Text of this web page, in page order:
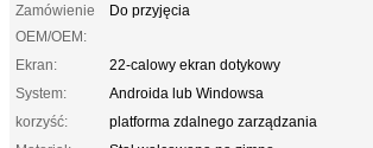
Zamówienie
OEM/OEM:
Do przyjęcia
Ekran:
22-calowy ekran dotykowy
System:
Androida lub Windowsa
korzyść:
platforma zdalnego zarządzania